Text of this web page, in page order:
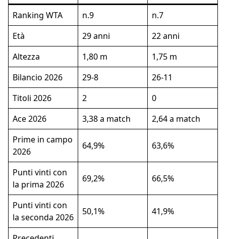
Ranking WTA n.9
n.7
Età
29 anni
22 anni
Altezza
1,80 m
1,75 m
Bilancio 2026
29-8
26-11
Titoli 2026
2
0
Ace 2026
3,38 a match
2,64 a match
Prime in campo
2026
64,9% 63,6%
Punti vinti con
la prima 2026
69,2% 66,5%
Punti vinti con
la seconda 2026
50,1% 41,9%